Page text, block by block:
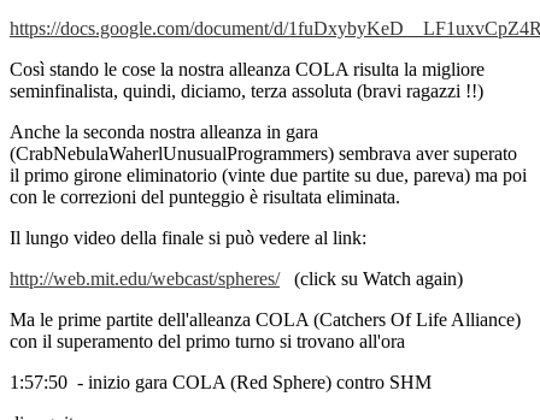
https://docs.google.com/document/d/
Così stando le cose la nostra alleanza COLA risulta la migliore
seminfinalista, quindi, diciamo, terza assoluta (bravi ragazzi !!)
Anche la seconda nostra alleanza in gara
(CrabNebulaWaherlUnusualProgrammers) sembrava aver superato
il primo girone eliminatorio (vinte due partite su due, pareva) ma poi
con le correzioni del punteggio è risultata eliminata.
Il lungo video della finale si può vedere al link:
http://web.mit.edu/webcast/spheres/(click su Watch again)
Ma le prime partite dell'alleanza COLA (Catchers Of Life Alliance)
con il superamento del primo turno si trovano all'ora
1:57:50 - inizio gara COLA (Red Sphere) contro SHM